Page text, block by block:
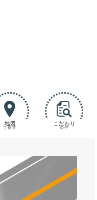
地図
で探す
こだわり
条件